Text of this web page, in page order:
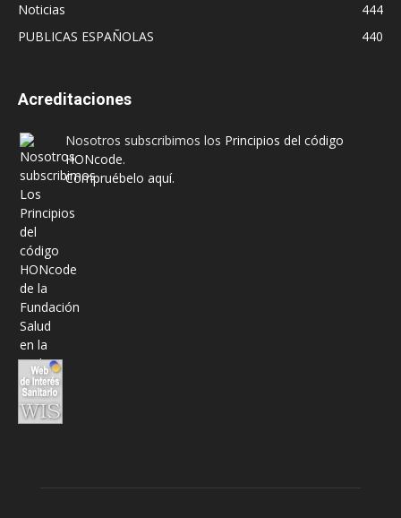
Noticias
444
PUBLICAS ESPAÑOLAS
440
Acreditaciones
Nosotros subscribimos los Principios del código
HONcode.
Compruébelo aquí.